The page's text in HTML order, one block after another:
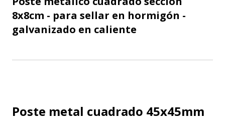
8x8cm - para sellar en hormigón -
galvanizado en caliente
Poste metal cuadrado 45x45mm